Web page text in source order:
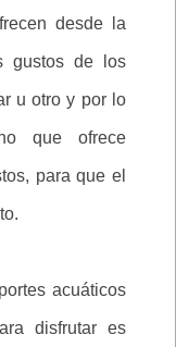
desde la
gustos de los
u otro y por lo
que ofrece
para que el
acuáticos
disfrutar es